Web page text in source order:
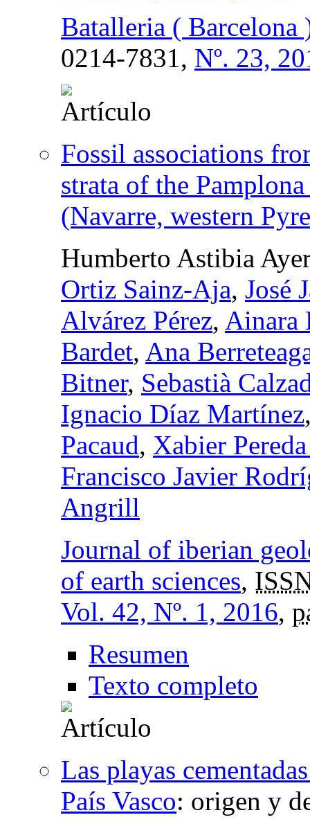
Batalleria ( Barcelona
0214-7831, Nº. 23,
Fossil associations
strata of the
(Navarre, western
Humberto Astibia
Ortiz Sainz-Aja, José
Alvárez Pérez, Ainara
Bardet, Ana
Bitner, Sebastià
Ignacio Díaz Martínez
Pacaud, Xabier
Francisco Javier
Angrill
Journal of iberian
of earth sciences,
Vol. 42, Nº. 1, 2016,
Resumen
Texto completo
Las playas
País Vasco: origen y